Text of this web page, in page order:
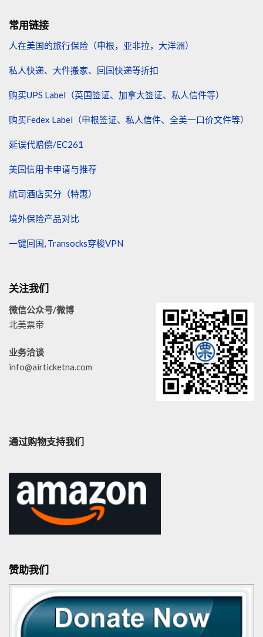
常用链接
人在美国的旅行保险（申根，亚非拉，大洋洲）
私人快递、大件搬家、回国快递等折扣
购买UPS Label（英国签证、加拿大签证、私人信件等）
购买Fedex Label（申根签证、私人信件、全美一口价文件等）
延误代赔偿/EC261
美国信用卡申请与推荐
航司酒店买分（特惠）
境外保险产品对比
一键回国, Transocks穿梭VPN
关注我们
微信公众号/微博
北美票帝
业务洽谈
info@airticketna.com
通过购物支持我们
赞助我们